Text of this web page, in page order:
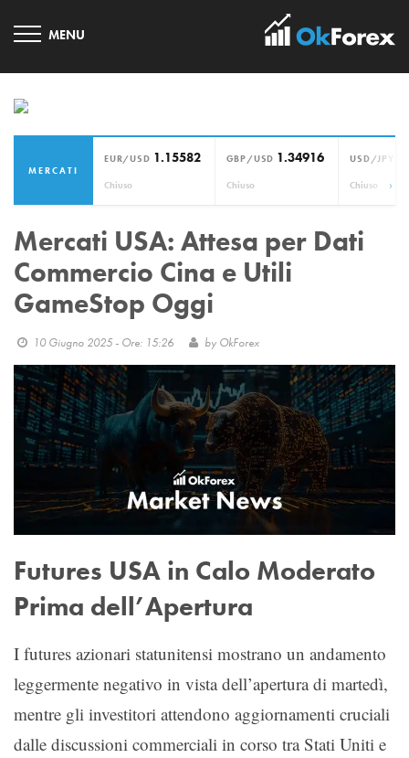
MERCATI
EUR/USD 1.15582
Chiuso
GBP/USD 1.34916
Chiuso
USD/JPY
Chiuso ›
Mercati USA: Attesa per Dati
Commercio Cina e Utili
GameStop Oggi
10 Giugno 2025 - Ore: 15:26 by OkForex
Futures USA in Calo Moderato
Prima dell’Apertura
I futures azionari statunitensi mostrano un andamento
leggermente negativo in vista dell’apertura di martedì,
mentre gli investitori attendono aggiornamenti cruciali
dalle discussioni commerciali in corso tra Stati Uniti e